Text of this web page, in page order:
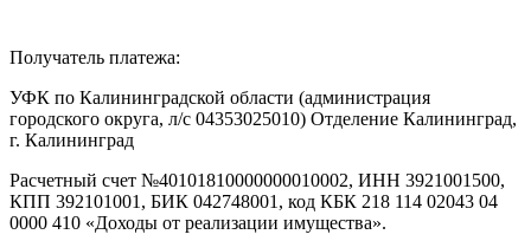
Получатель платежа:
УФК по Калининградской области (администрация
городского округа, л/с 04353025010) Отделение Калининград,
г. Калининград
Расчетный счет №40101810000000010002, ИНН 3921001500,
КПП 392101001, БИК 042748001, код КБК 218 114 02043 04
0000 410 «Доходы от реализации имущества».